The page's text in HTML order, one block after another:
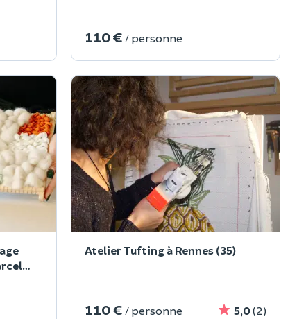
110 € / personne
Atelier Tufting à Rennes (35)
110 € / personne 5,0(2)